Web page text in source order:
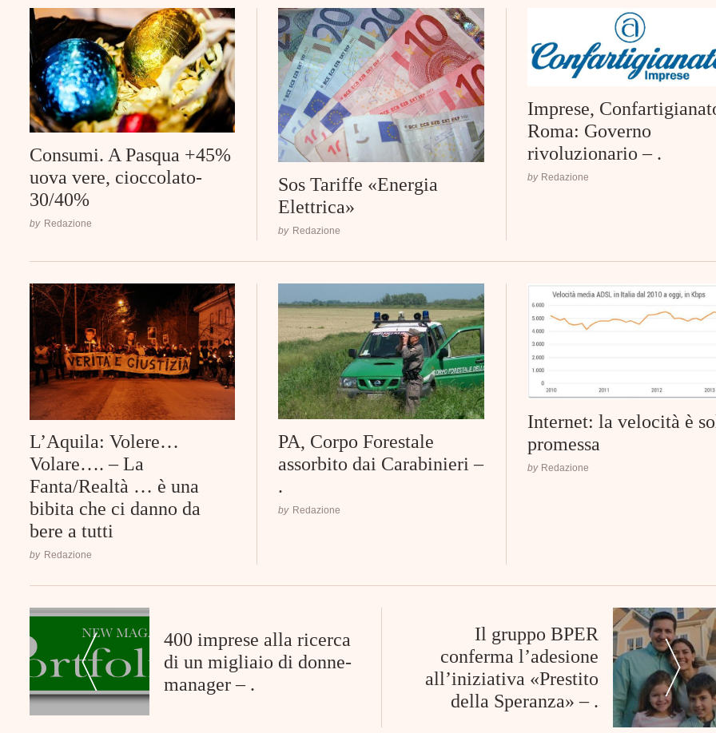
Consumi. A Pasqua +45%
uova vere, cioccolato-
30/40%
by Redazione
Sos Tariffe «Energia
Elettrica»
by Redazione
Imprese,
Roma: Governo
rivoluzionario – .
by Redazione
L’Aquila: Volere…
Volare…. – La
Fanta/Realtà … è una
bibita che ci danno da
bere a tutti
by Redazione
PA, Corpo Forestale
assorbito dai Carabinieri –
.
by Redazione
Internet: la velocità è
promessa
by Redazione
Post
Navigation400 imprese alla ricerca
di un migliaio di donne-
manager – .
Il gruppo BPER
conferma l’adesione
all’iniziativa «Prestito
della Speranza» – .